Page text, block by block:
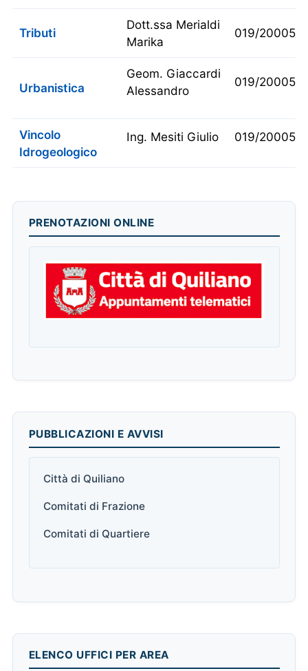
Tributi
Dott.ssa Merialdi
Marika
019/
Urbanistica
Geom. Giaccardi
Alessandro
019/
Vincolo
Idrogeologico
Ing. Mesiti Giulio 019/
PRENOTAZIONI ONLINE
PUBBLICAZIONI E AVVISI
Città di Quiliano
Comitati di Frazione
Comitati di Quartiere
ELENCO UFFICI PER AREA